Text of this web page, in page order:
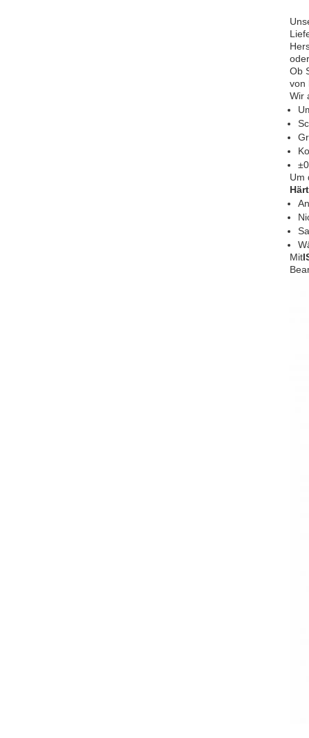
Ob
von
Wir
Um
Mit